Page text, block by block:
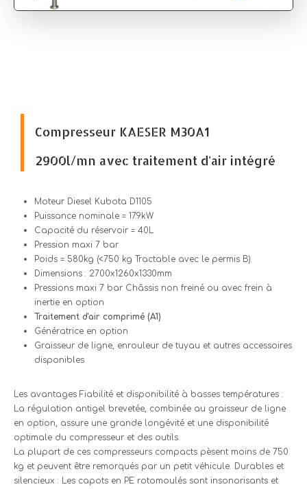
Compresseur KAESER M30A1
2900l/mn avec traitement d'air intégré
Moteur Diesel Kubota D1105
Puissance nominale = 17.9kW
Capacité du réservoir = 40L
Pression maxi 7 bar
Poids = 580kg (<750 kg Tractable avec le permis B)
Dimensions : 2700x1260x1330mm
Pressions maxi 7 bar Châssis non freiné ou avec frein à
inertie en option
Traitement d'air comprimé (A1)
Génératrice en option
Graisseur de ligne, enrouleur de tuyau et autres accessoires
disponibles
Les avantages Fiabilité et disponibilité à basses températures :
La régulation antigel brevetée, combinée au graisseur de ligne
en option, assure une grande longévité et une disponibilité
optimale du compresseur et des outils.
La plupart de ces compresseurs compacts pèsent moins de 750
kg et peuvent être remorqués par un petit véhicule. Durables et
silencieux : Les capots en PE rotomoulés sont insonorisants et